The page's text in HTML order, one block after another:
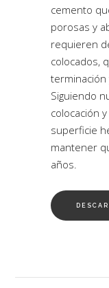
cemento
porosas y
requieren
colocados,
terminación
Siguiendo
colocación
superficie
mantener
años.